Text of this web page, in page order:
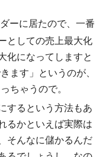
ーに居たので、一番
としての売上最大化
化になってしますと
ます」というのが、
ちゃうので。
するという方法もあ
るかといえば実際は
そんなに儲かるんだ